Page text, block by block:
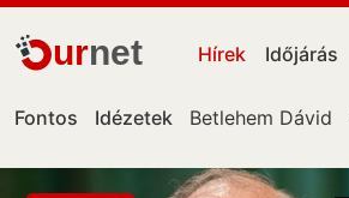
urnet Hírek Időjárás
Fontos Idézetek Betlehem Dávid